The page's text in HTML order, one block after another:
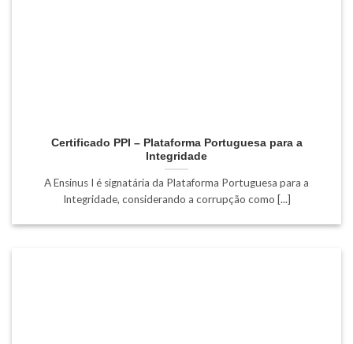
Certificado PPI – Plataforma Portuguesa para a
Integridade
A Ensinus I é signatária da Plataforma Portuguesa para a
Integridade, considerando a corrupção como [...]